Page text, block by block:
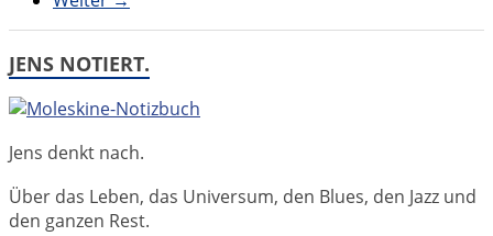
JENS NOTIERT.
Jens denkt nach.
Über das Leben, das Universum, den Blues, den Jazz und
den ganzen Rest.